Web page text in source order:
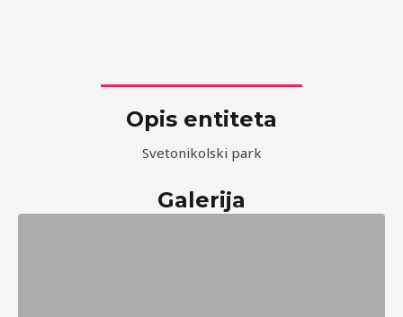
Opis entiteta
Svetonikolski park
Galerija